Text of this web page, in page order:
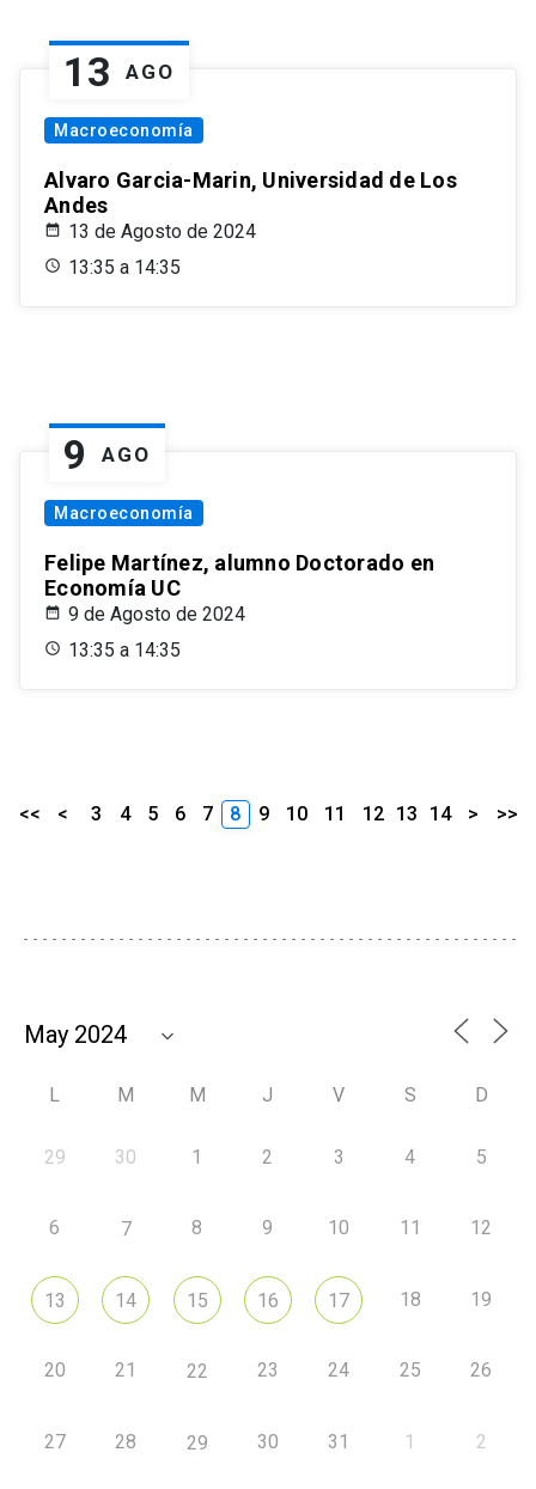
13 AGO
Macroeconomía
Alvaro Garcia-Marin, Universidad de Los
Andes
13 de Agosto de 2024
13:35 a 14:35
9 AGO
Macroeconomía
Felipe Martínez, alumno Doctorado en
Economía UC
9 de Agosto de 2024
13:35 a 14:35
<< < 3 4 5 6 7 8 9 10 11 12 13 14 > >>
L M M J V S D
29 30 1 2 3 4 5
6 7 8 9 10 11 12
13 14 15 16 17 18 19
20 21 22 23 24 25 26
27 28 29 30 31 1 2